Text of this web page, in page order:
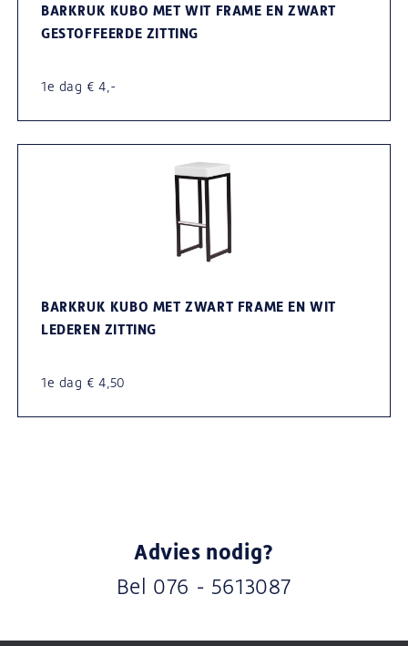
BARKRUK KUBO MET WIT FRAME EN ZWART
GESTOFFEERDE ZITTING
1e dag € 4,-
BARKRUK KUBO MET ZWART FRAME EN WIT
LEDEREN ZITTING
1e dag € 4,50
Advies nodig?
Bel 076 - 5613087